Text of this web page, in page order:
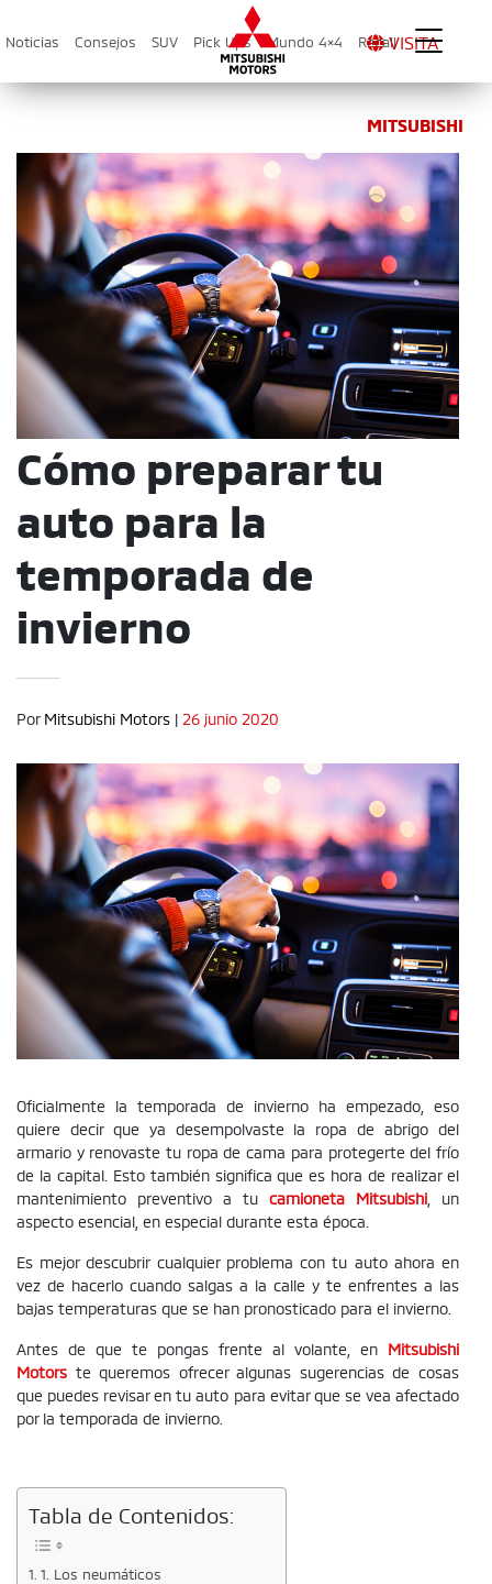
Noticias Consejos SUV Pick Ups Mundo 4×4 RecallVISITA
MITSUBISHI
Cómo preparar tu
auto para la
temporada de
invierno
Por Mitsubishi Motors | 26 junio 2020
Oficialmente la temporada de invierno ha empezado, eso
quiere decir que ya desempolvaste la ropa de abrigo del
armario y renovaste tu ropa de cama para protegerte del frío
de la capital. Esto también significa que es hora de realizar el
mantenimiento preventivo a tu camioneta Mitsubishi , un
aspecto esencial, en especial durante esta época.
Es mejor descubrir cualquier problema con tu auto ahora en
vez de hacerlo cuando salgas a la calle y te enfrentes a las
bajas temperaturas que se han pronosticado para el invierno.
Antes de que te pongas frente al volante, en Mitsubishi
Motors te queremos ofrecer algunas sugerencias de cosas
que puedes revisar en tu auto para evitar que se vea afectado
por la temporada de invierno.
Tabla de Contenidos:
1. Los neumáticos